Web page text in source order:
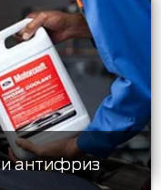
антифриз